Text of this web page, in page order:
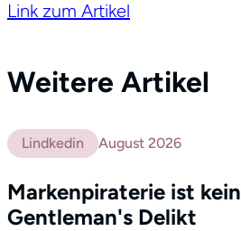
Link zum Artikel
Weitere Artikel
Lindkedin August 2026
Markenpiraterie ist kein
Gentleman's Delikt